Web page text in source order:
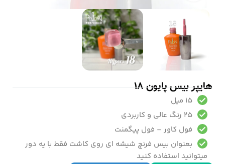
هایپر بیس پایون 18
15 میل
25 رنگ عالی و کاربردی
فول کاور – فول پیگمنت
بعنوان بیس فرنچ شیشه ای روی کاشت فقط با یه دور
میتوانید استفاده کنید